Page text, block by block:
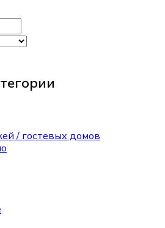
/ гостевых домов